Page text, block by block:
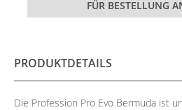
PRODUKTDETAILS
Die Profession Pro Evo Bermuda ist